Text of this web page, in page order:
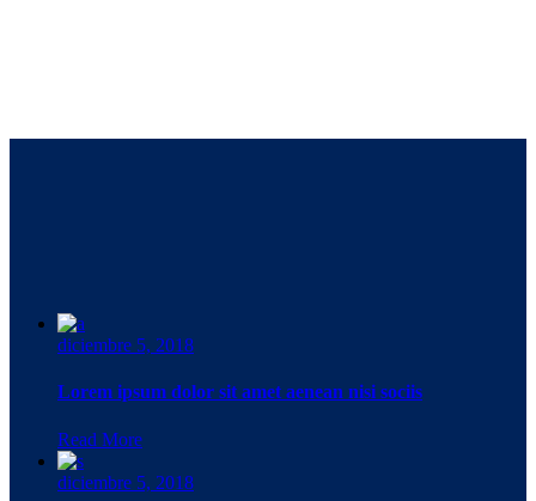
diciembre 5, 2018
Lorem ipsum dolor sit amet aenean nisi sociis
Read More
diciembre 5, 2018